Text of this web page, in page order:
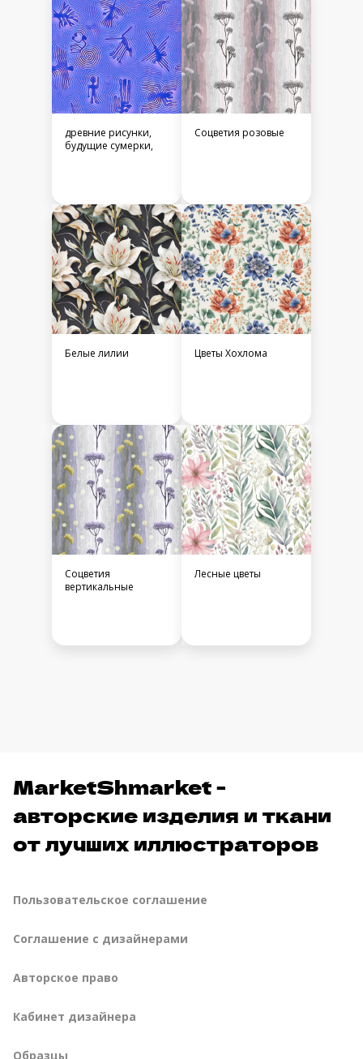
древние рисунки,
будущие сумерки,
Соцветия розовые
Белые лилии Цветы Хохлома
Соцветия
вертикальные
Лесные цветы
MarketShmarket -
авторские изделия и ткани
от лучших иллюстраторов
Пользовательское соглашение
Соглашение с дизайнерами
Авторское право
Кабинет дизайнера
Образцы